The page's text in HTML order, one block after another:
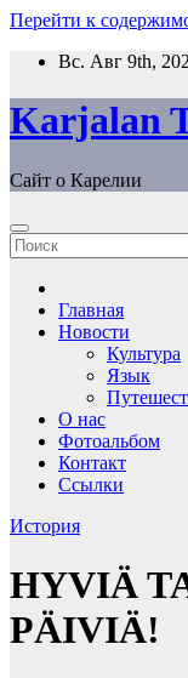
Перейти к
Вс. Авг 9th,
Karjalan
Сайт о Карелии
Главная
Новости
Культура
Язык
О нас
Фотоальбом
Контакт
Ссылки
История
HYVIÄ
PÄIVIÄ!